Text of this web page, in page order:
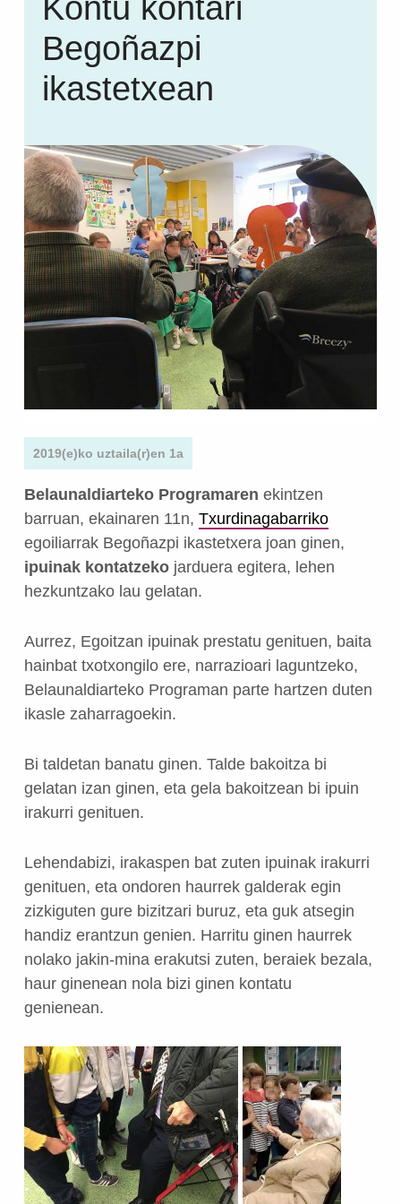
Kontu kontari
Begoñazpi
ikastetxean
2019(e)ko uztaila(r)en 1a
Belaunaldiarteko Programaren ekintzen
barruan, ekainaren 11n, Txurdinagabarriko
egoiliarrak Begoñazpi ikastetxera joan ginen,
ipuinak kontatzekojarduera egitera, lehen
hezkuntzako lau gelatan.
Aurrez, Egoitzan ipuinak prestatu genituen, baita
hainbat txotxongilo ere, narrazioari laguntzeko,
Belaunaldiarteko Programan parte hartzen duten
ikasle zaharragoekin.
Bi taldetan banatu ginen. Talde bakoitza bi
gelatan izan ginen, eta gela bakoitzean bi ipuin
irakurri genituen.
Lehendabizi, irakaspen bat zuten ipuinak irakurri
genituen, eta ondoren haurrek galderak egin
zizkiguten gure bizitzari buruz, eta guk atsegin
handiz erantzun genien. Harritu ginen haurrek
nolako jakin-mina erakutsi zuten, beraiek bezala,
haur ginenean nola bizi ginen kontatu
genienean.